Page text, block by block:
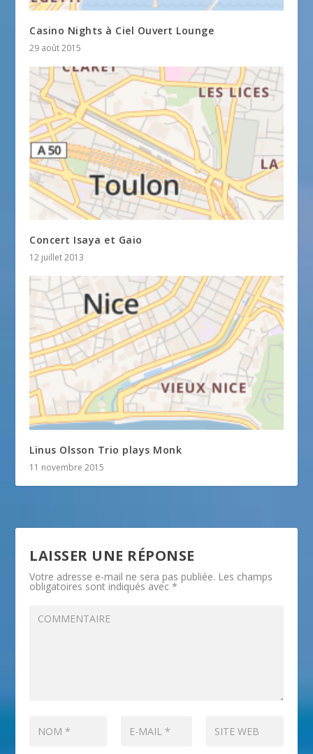
Casino Nights à Ciel Ouvert Lounge
29 août 2015
Concert Isaya et Gaio
12 juillet 2013
Linus Olsson Trio plays Monk
11 novembre 2015
LAISSER UNE RÉPONSE
Votre adresse e-mail ne sera pas publiée. Les champs
obligatoires sont indiqués avec*